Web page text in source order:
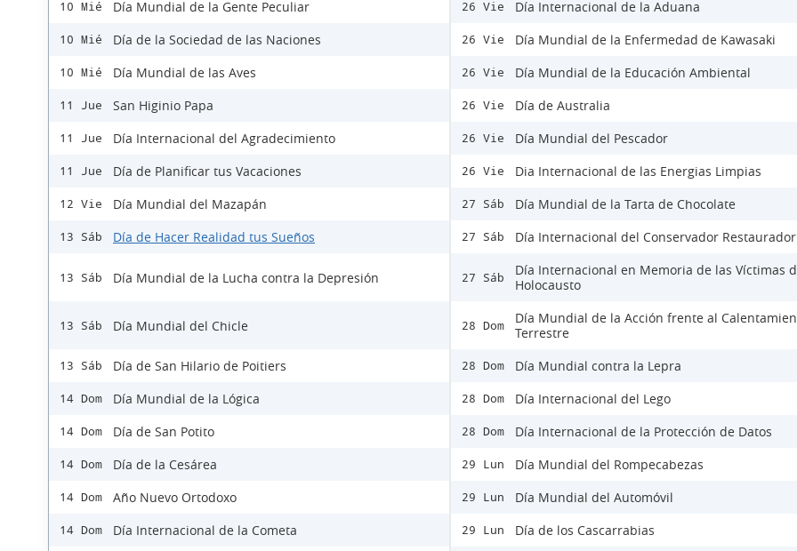
10 Mié Día Mundial de la Gente Peculiar
10 Mié Día de la Sociedad de las Naciones
10 Mié Día Mundial de las Aves
11 Jue San Higinio Papa
11 Jue Día Internacional del Agradecimiento
11 Jue Día de Planificar tus Vacaciones
12 Vie Día Mundial del Mazapán
13 Sáb Día de Hacer Realidad tus Sueños
13 Sáb Día Mundial de la Lucha contra la Depresión
13 Sáb Día Mundial del Chicle
13 Sáb Día de San Hilario de Poitiers
14 Dom Día Mundial de la Lógica
14 Dom Día de San Potito
14 Dom Día de la Cesárea
14 Dom Año Nuevo Ortodoxo
14 Dom Día Internacional de la Cometa
26 Vie Día Internacional de la Aduana
26 Vie Día Mundial de la Enfermedad de Kawasaki
26 Vie Día Mundial de la Educación Ambiental
26 Vie Día de Australia
26 Vie Día Mundial del Pescador
26 Vie Dia Internacional de las Energias Limpias
27 Sáb Día Mundial de la Tarta de Chocolate
27 Sáb Día Internacional del Conservador Restaurador
27 Sáb
Día Internacional en Memoria de las Víctimas
Holocausto
28 Dom
Día Mundial de la Acción frente al
Terrestre
28 Dom Día Mundial contra la Lepra
28 Dom Día Internacional del Lego
28 Dom Día Internacional de la Protección de Datos
29 Lun Día Mundial del Rompecabezas
29 Lun Día Mundial del Automóvil
29 Lun Día de los Cascarrabias